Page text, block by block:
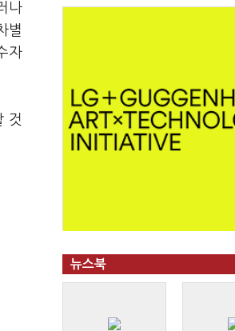
나
별
자
것
뉴스북